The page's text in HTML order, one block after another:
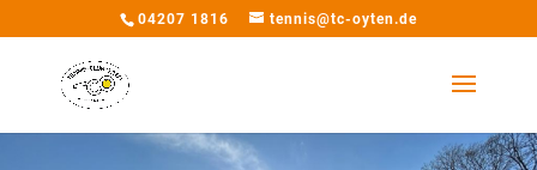
04207 1816 tennis@tc-oyten.de